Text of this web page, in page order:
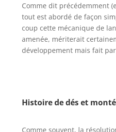
Comme dit précédemment
tout est abordé de façon
coup cette mécanique de
amenée, mériterait
développement mais fait
Histoire de dés et
Comme souvent, la